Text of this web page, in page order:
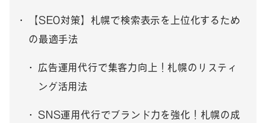
【SEO対策】札幌で検索表示を上位化するため
の最適手法
広告運用代行で集客力向上！札幌のリスティ
ング活用法
SNS運用代行でブランド力を強化！札幌の成